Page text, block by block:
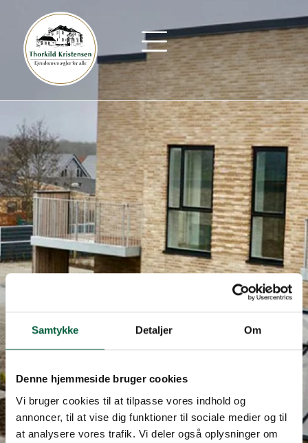
Samtykke Detaljer Om
Denne hjemmeside bruger cookies
Vi bruger cookies til at tilpasse vores indhold og
annoncer, til at vise dig funktioner til sociale medier og til
at analysere vores trafik. Vi deler også oplysninger om